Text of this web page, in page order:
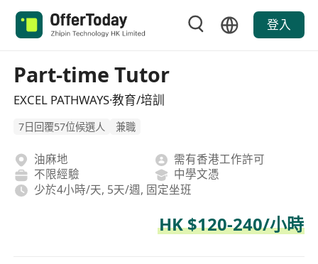
登入
Part-time Tutor
EXCEL PATHWAYS·教育/培訓
7日回覆57位候選人 兼職
油麻地
需有香港工作許可
不限經驗
中學文憑
少於4小時/天, 5天/週, 固定坐班
HK $120-240/小時